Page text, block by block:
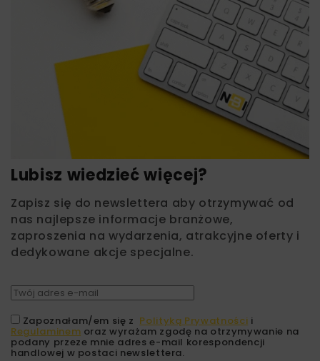
Lubisz wiedzieć więcej?
Zapisz się do newslettera aby otrzymywać od
nas najlepsze informacje branżowe,
zaproszenia na wydarzenia, atrakcyjne oferty i
dedykowane akcje specjalne.
Zapoznałam/em się z Polityką Prywatności i
Regulaminem oraz wyrażam zgodę na otrzymywanie na
podany przeze mnie adres e-mail korespondencji
handlowej w postaci newslettera.